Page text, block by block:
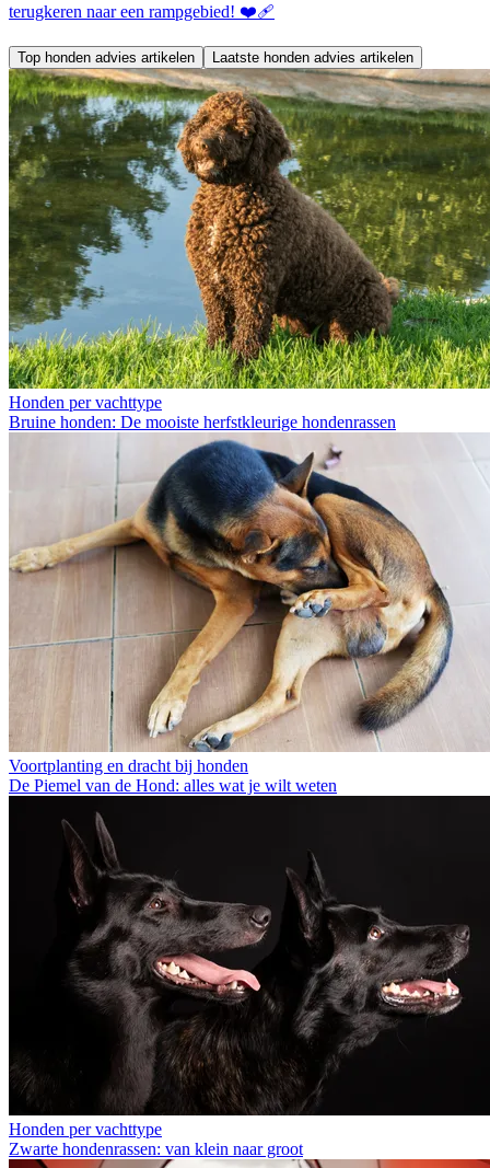
terugkeren naar een rampgebied! ❤️‍🩹
Top honden advies artikelen Laatste honden advies artikelen
Honden per vachttype
Bruine honden: De mooiste herfstkleurige hondenrassen
Voortplanting en dracht bij honden
De Piemel van de Hond: alles wat je wilt weten
Honden per vachttype
Zwarte hondenrassen: van klein naar groot